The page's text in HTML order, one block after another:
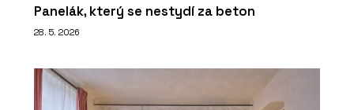
Panelák, který se nestydí za beton
28. 5. 2026